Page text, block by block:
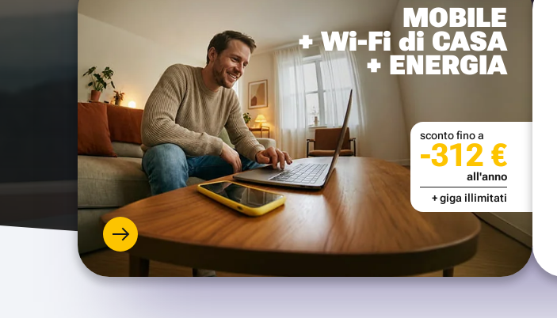
MOBILE
+ Wi-Fi di CASA
+ ENERGIA
sconto fino a
-312 €
all'anno
+ giga illimitati